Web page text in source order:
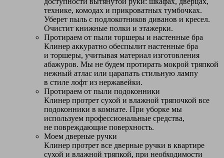
технике, комодах и прикроватных тумбочках.
Уберет пыль с подлокотников диванов и кресел.
Очистит книжные полки и этажерки.
Протираем от пыли торшеры и настенные бра
Клинер аккуратно обеспылит настенные бра
и торшеры, учитывая материал изготовления
абажуров. Мы не будем протирать мокрой тряпкой
нежный атлас или царапать стильную лампу
в стиле лофт из нержавейки.
Протираем от пыли подоконники
Клинер протрет сухой и влажной тряпочкой все
подоконники в комнате. При уборке мы
используем профессиональные средства,
не повреждающие поверхность.
Моем дверные ручки
Клинер протрет все дверные ручки в квартире
сухой и влажной тряпкой, при необходимости